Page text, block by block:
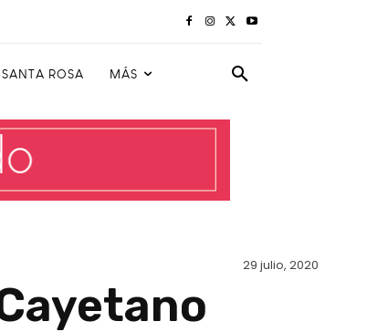
SANTA ROSA MÁS
29 julio, 2020